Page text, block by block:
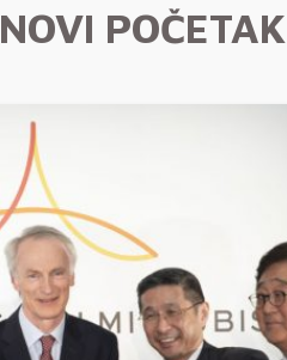
NOVI POČETAK